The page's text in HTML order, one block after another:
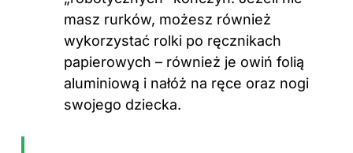
masz rurków, możesz również
wykorzystać rolki po ręcznikach
papierowych – również je owiń folią
aluminiową i nałóż na ręce oraz nogi
swojego dziecka.